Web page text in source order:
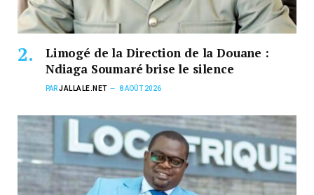
Limogé de la Direction de la Douane :
Ndiaga Soumaré brise le silence
PARJALLALE.NET 8 AOÛT 2026